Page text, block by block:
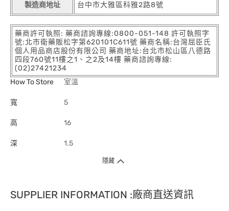
製造商地址 台中市大雅區科雅2路8號
藥商許可執照: 藥商諮詢專線:0800-051-148 許可執照字
號:北市衛藥販松字第620101C611號 藥商名稱:台灣屈臣氏
個人用品商店股份有限公司 藥商地址:台北市松山區八德路
四段760號11樓之1、之2及14樓 藥商諮詢專線:
(02)27421234
How To Store
室溫
寬 5
高 16
深 1.5
隱藏
SUPPLIER INFORMATION :廠商直送資訊